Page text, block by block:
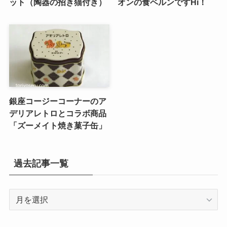
ット（陶器の招き猫付き）
オンの食ベルンですHi！
銀座コージーコーナーのア
デリアレトロとコラボ商品
「ズーメイト焼き菓子缶」
過去記事一覧